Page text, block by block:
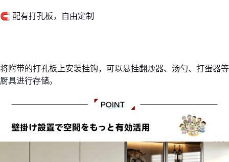
🧲 配有打孔板，自由定制
将附带的打孔板上安装挂钩，可以悬挂翻炒器、汤勺、打蛋器等
厨具进行存储。